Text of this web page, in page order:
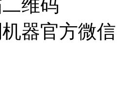
维码
器官方微信